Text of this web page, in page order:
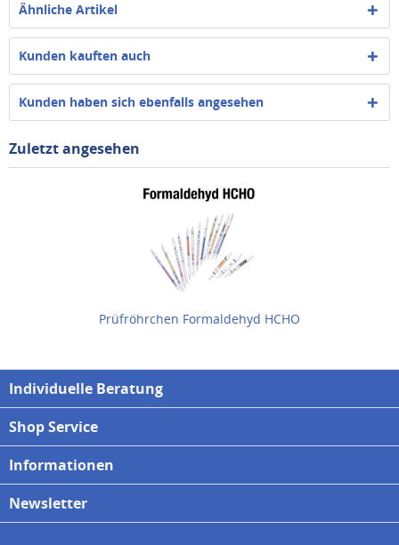
Ähnliche Artikel
Kunden kauften auch
Kunden haben sich ebenfalls angesehen
Zuletzt angesehen
Prüfröhrchen Formaldehyd HCHO
Individuelle Beratung
Shop Service
Informationen
Newsletter